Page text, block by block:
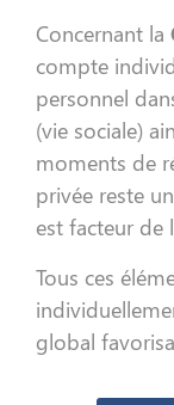
Concernant la
compte
personnel
(vie sociale)
moments de
privée reste
est facteur de
Tous ces
global